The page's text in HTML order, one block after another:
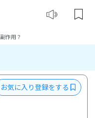
作用？
お気に入り登録をする